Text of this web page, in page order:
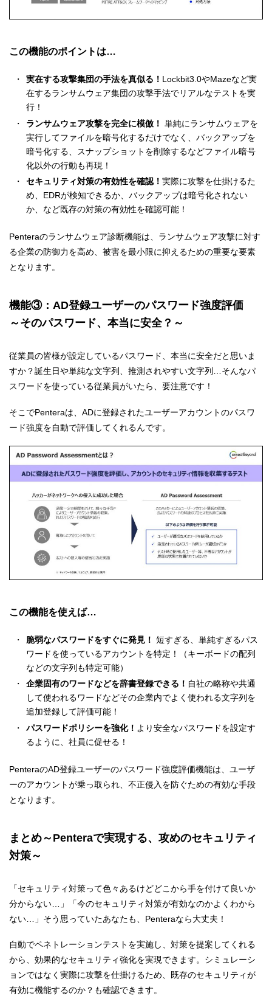
この機能のポイントは…
実在する攻撃集団の手法を真似る！ Lockbit3.0やMazeなど実
在するランサムウェア集団の攻撃手法でリアルなテストを実
行！
ランサムウェア攻撃を完全に模倣！ 単純にランサムウェアを
実行してファイルを暗号化するだけでなく、バックアップを
暗号化する、スナップショットを削除するなどファイル暗号
化以外の行動も再現！
セキュリティ対策の有効性を確認！ 実際に攻撃を仕掛けるた
め、EDRが検知できるか、バックアップは暗号化されない
か、など既存の対策の有効性を確認可能！
Penteraのランサムウェア診断機能は、ランサムウェア攻撃に対す
る企業の防御力を高め、被害を最小限に抑えるための重要な要素
となります。
機能③：AD登録ユーザーのパスワード強度評価
～そのパスワード、本当に安全？～
従業員の皆様が設定しているパスワード、本当に安全だと思いま
すか？誕生日や単純な文字列、推測されやすい文字列…そんなパ
スワードを使っている従業員がいたら、要注意です！
そこでPenteraは、ADに登録されたユーザーアカウントのパスワ
ード強度を自動で評価してくれるんです。
この機能を使えば…
脆弱なパスワードをすぐに発見！ 短すぎる、単純すぎるパス
ワードを使っているアカウントを特定！（キーボードの配列
などの文字列も特定可能）
企業固有のワードなどを辞書登録できる！ 自社の略称や共通
して使われるワードなどその企業内でよく使われる文字列を
追加登録して評価可能！
パスワードポリシーを強化！ より安全なパスワードを設定す
るように、社員に促せる！
PenteraのAD登録ユーザーのパスワード強度評価機能は、ユーザ
ーのアカウントが乗っ取られ、不正侵入を防ぐための有効な手段
となります。
まとめ～Penteraで実現する、攻めのセキュリティ
対策～
「セキュリティ対策って色々あるけどどこから手を付けて良いか
分からない…」「今のセキュリティ対策が有効なのかよくわから
ない…」そう思っていたあなたも、Penteraなら大丈夫！
自動でペネトレーションテストを実施し、対策を提案してくれる
から、効果的なセキュリティ強化を実現できます。シミュレーシ
ョンではなく実際に攻撃を仕掛けるため、既存のセキュリティが
有効に機能するのか？も確認できます。